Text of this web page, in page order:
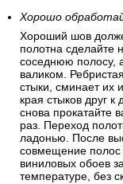
Хорошо
Хороший шов
полотна сделайте
соседнюю полосу,
валиком.
стыки, сминает их
края стыков друг
снова прокатайте
раз. Переход
ладонью. После
совмещение
виниловых обоев
температуре, без